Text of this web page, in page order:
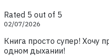
Rated 5 out of 5
02/07/2026
Книга просто супер! Хочу
одном дыхании!